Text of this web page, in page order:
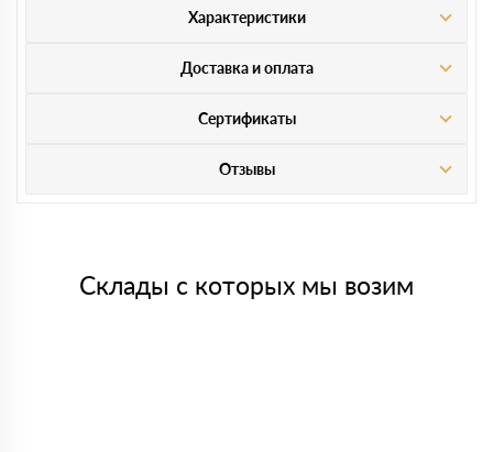
Характеристики
Доставка и оплата
Сертификаты
Отзывы
Склады с которых мы возим